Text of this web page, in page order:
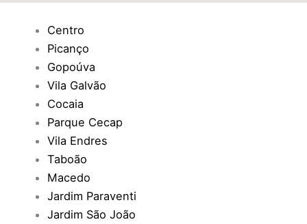
Centro
Picanço
Gopoúva
Vila Galvão
Cocaia
Parque Cecap
Vila Endres
Taboão
Macedo
Jardim Paraventi
Jardim São João